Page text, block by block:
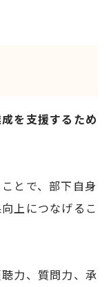
を支援するため
とで、部下自身
上につなげるこ
力、質問力、承